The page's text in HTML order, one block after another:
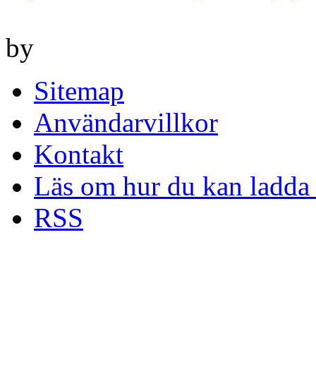
by
Sitemap
Användarvillkor
Kontakt
Läs om hur du kan
RSS